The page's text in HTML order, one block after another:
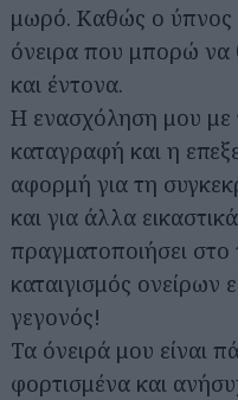
μωρό. Καθώς ο ύπνος
όνειρα που μπορώ να
και έντονα.
Η ενασχόληση μου με
καταγραφή και η
αφορμή για τη
και για άλλα
πραγματοποιήσει
καταιγισμός ονείρων
γεγονός!
Τα όνειρά μου είναι
φορτισμένα και